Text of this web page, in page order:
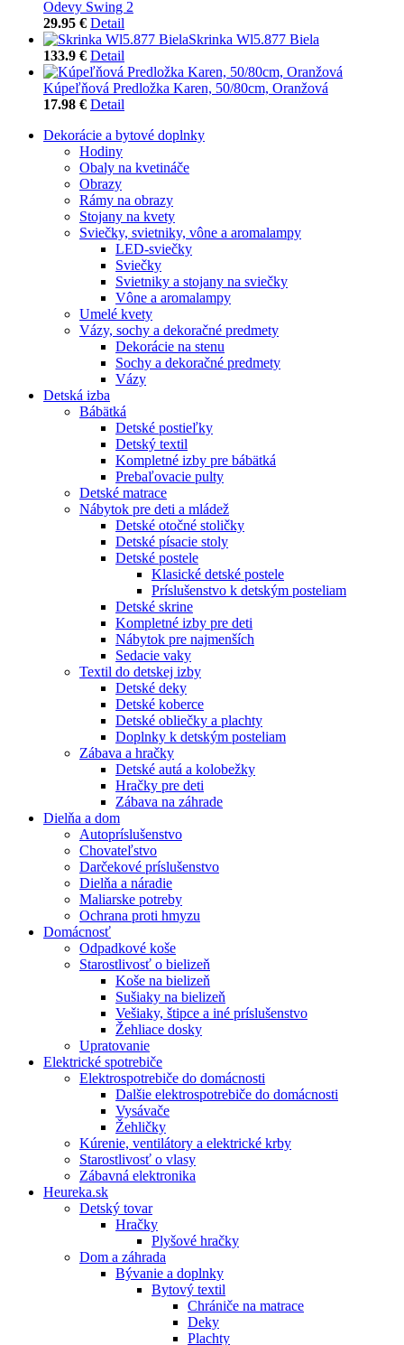
Odevy Swing 2
29.95 € Detail
Skrinka Wl5.877 Biela
133.9 € Detail
Kúpeľňová Predložka Karen, 50/80cm, Oranžová
17.98 € Detail
Dekorácie a bytové doplnky
Hodiny
Obaly na kvetináče
Obrazy
Rámy na obrazy
Stojany na kvety
Sviečky, svietniky, vône a aromalampy
LED-sviečky
Sviečky
Svietniky a stojany na sviečky
Vône a aromalampy
Umelé kvety
Vázy, sochy a dekoračné predmety
Dekorácie na stenu
Sochy a dekoračné predmety
Vázy
Detská izba
Bábätká
Detské postieľky
Detský textil
Kompletné izby pre bábätká
Prebaľovacie pulty
Detské matrace
Nábytok pre deti a mládež
Detské otočné stoličky
Detské písacie stoly
Detské postele
Klasické detské postele
Príslušenstvo k detským posteliam
Detské skrine
Kompletné izby pre deti
Nábytok pre najmenších
Sedacie vaky
Textil do detskej izby
Detské deky
Detské koberce
Detské obliečky a plachty
Doplnky k detským posteliam
Zábava a hračky
Detské autá a kolobežky
Hračky pre deti
Zábava na záhrade
Dielňa a dom
Autopríslušenstvo
Chovateľstvo
Darčekové príslušenstvo
Dielňa a náradie
Maliarske potreby
Ochrana proti hmyzu
Domácnosť
Odpadkové koše
Starostlivosť o bielizeň
Koše na bielizeň
Sušiaky na bielizeň
Vešiaky, štipce a iné príslušenstvo
Žehliace dosky
Upratovanie
Elektrické spotrebiče
Elektrospotrebiče do domácnosti
Dalšie elektrospotrebiče do domácnosti
Vysávače
Žehličky
Kúrenie, ventilátory a elektrické krby
Starostlivosť o vlasy
Zábavná elektronika
Heureka.sk
Detský tovar
Hračky
Plyšové hračky
Dom a záhrada
Bývanie a doplnky
Bytový textil
Chrániče na matrace
Deky
Plachty